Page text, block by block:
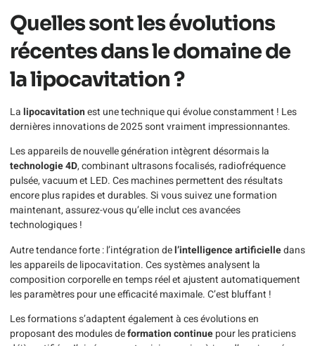
Quelles sont les évolutions
récentes dans le domaine de
la lipocavitation ?
Lalipocavitationest une technique qui évolue constamment ! Les
dernières innovations de 2025 sont vraiment impressionnantes.
Les appareils de nouvelle génération intègrent désormais la
technologie 4D, combinant ultrasons focalisés, radiofréquence
pulsée, vacuum et LED. Ces machines permettent des résultats
encore plus rapides et durables. Si vous suivez une formation
maintenant, assurez-vous qu’elle inclut ces avancées
technologiques !
Autre tendance forte : l’intégration del’intelligence artificielledans
les appareils de lipocavitation. Ces systèmes analysent la
composition corporelle en temps réel et ajustent automatiquement
les paramètres pour une efficacité maximale. C’est bluffant !
Les formations s’adaptent également à ces évolutions en
proposant des modules deformation continuepour les praticiens